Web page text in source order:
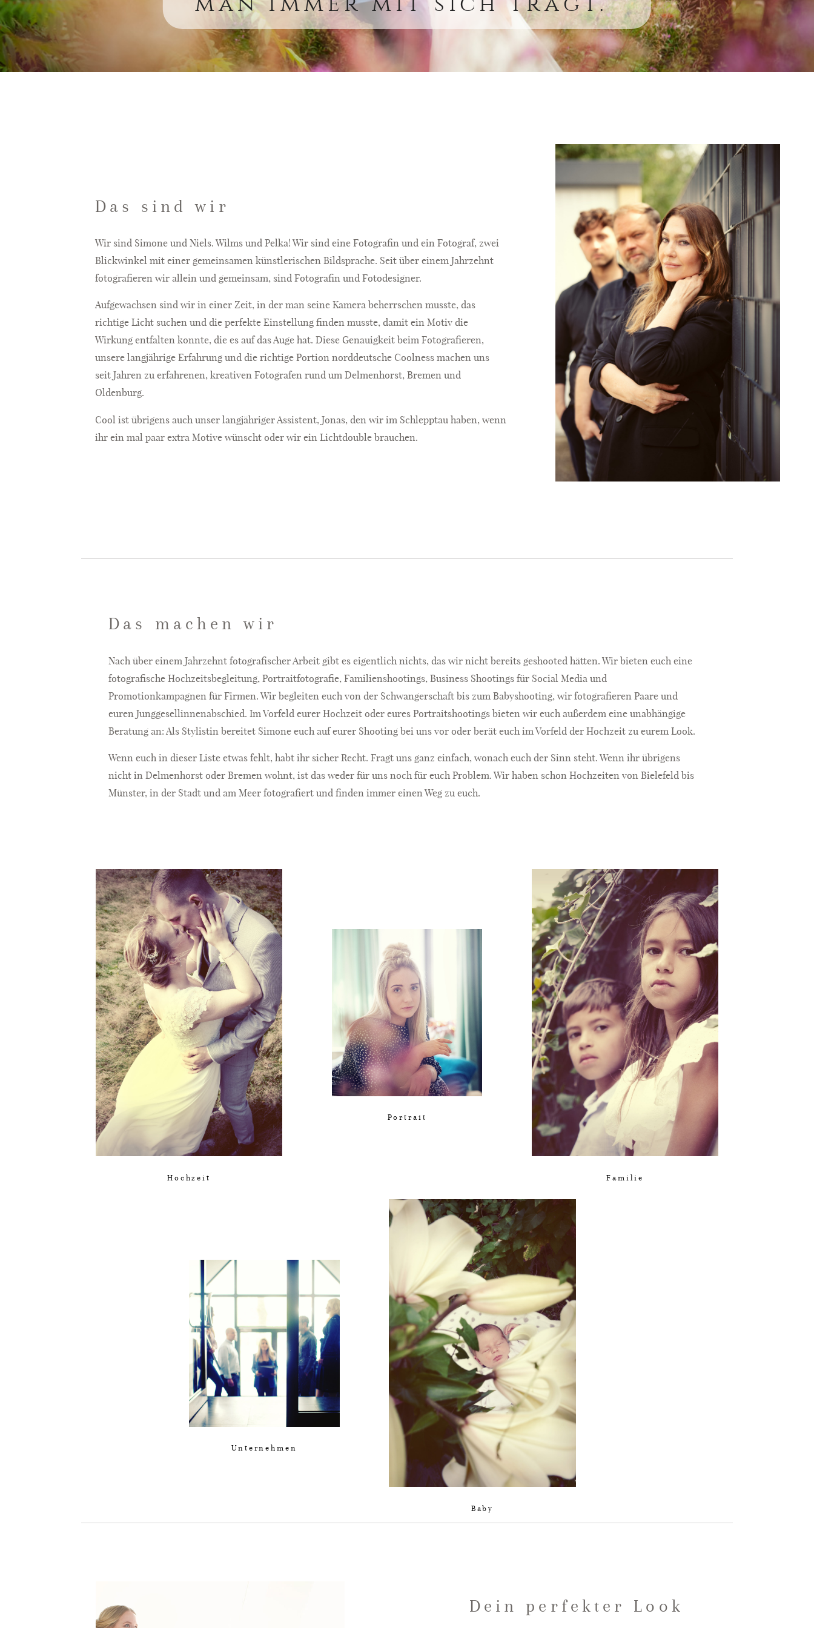
Das sind wir
Wir sind Simone und Niels. Wilms und Pelka! Wir sind eine Fotografin und ein Fotograf, zwei
Blickwinkel mit einer gemeinsamen künstlerischen Bildsprache. Seit über einem Jahrzehnt
foto­grafieren wir allein und gemeinsam, sind Fotografin und Fotodesigner.
Aufgewachsen sind wir in einer Zeit, in der man seine Kamera beherrschen musste, das
richtige Licht suchen und die perfekte Einstellung finden musste, damit ein Motiv die
Wirkung entfalten konnte, die es auf das Auge hat. Diese Genauigkeit beim Fotografieren,
unsere langjährige Erfahrung und die richtige Portion norddeutsche Coolness machen uns
seit Jahren zu erfahrenen, kreativen Fotografen rund um Delmenhorst, Bremen und
Oldenburg.
Cool ist übrigens auch unser langjähriger Assistent, Jonas, den wir im Schlepptau haben, wenn
ihr ein mal paar extra Motive wünscht oder wir ein Lichtdouble brauchen.
Das machen wir
Nach über einem Jahrzehnt fotografischer Arbeit gibt es eigentlich nichts, das wir nicht bereits geshooted hätten. Wir bieten euch eine
fotografische Hochzeits­begleitung, Portrait­fotografie, Familien­shootings, Business Shootings für Social Media und
Promotionkampagnen für Firmen. Wir begleiten euch von der Schwangerschaft bis zum Babyshooting, wir fotografieren Paare und
euren Jung­gesellinnen­abschied. Im Vorfeld eurer Hochzeit oder eures Portraitshootings bieten wir euch außerdem eine unabhängige
Beratung an: Als Stylistin bereitet Simone euch auf eurer Shooting bei uns vor oder berät euch im Vorfeld der Hochzeit zu eurem Look.
Wenn euch in dieser Liste etwas fehlt, habt ihr sicher Recht. Fragt uns ganz einfach, wonach euch der Sinn steht. Wenn ihr übrigens
nicht in Delmenhorst oder Bremen wohnt, ist das weder für uns noch für euch Problem. Wir haben schon Hochzeiten von Bielefeld bis
Münster, in der Stadt und am Meer fotografiert und finden immer einen Weg zu euch.
Hochzeit
Portrait
Familie
Unternehmen
Baby
Dein perfekter Look